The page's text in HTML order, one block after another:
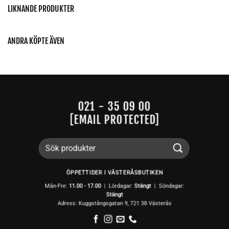
LIKNANDE PRODUKTER
ANDRA KÖPTE ÄVEN
021 - 35 09 00
[EMAIL PROTECTED]
Sök
efter:
ÖPPETTIDER I VÄSTERÅSBUTIKEN
Mån-Fre: 11.00 - 17.00| Lördagar:Stängt | Söndagar:
Stängt
Adress: Kuggstångsgatan 9, 721 38 Västerås